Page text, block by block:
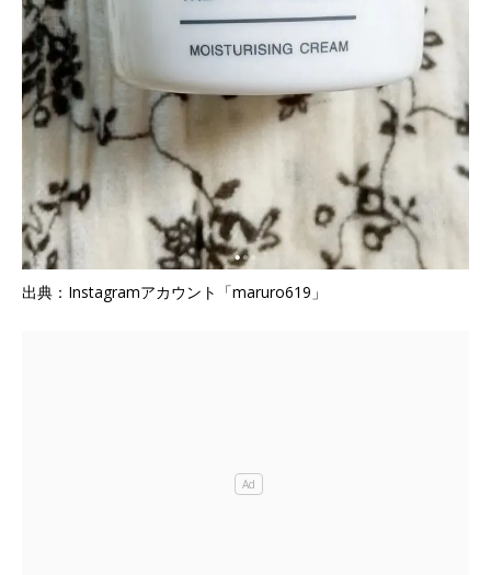
出典：Instagramアカウント「maruro619」